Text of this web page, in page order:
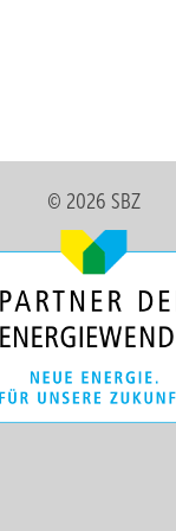
© 2026 SBZ